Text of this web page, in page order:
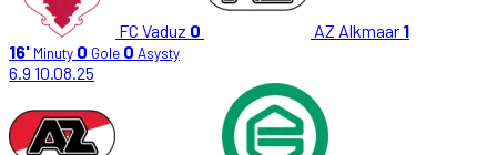
FC Vaduz 0 AZ Alkmaar 1
16' Minuty 0 Gole 0 Asysty
6.9 10.08.25